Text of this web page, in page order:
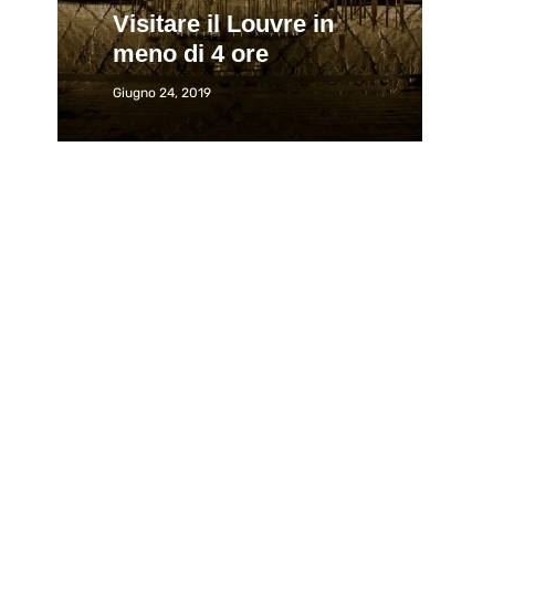
Visitare il Louvre in
meno di 4 ore
Giugno 24, 2019